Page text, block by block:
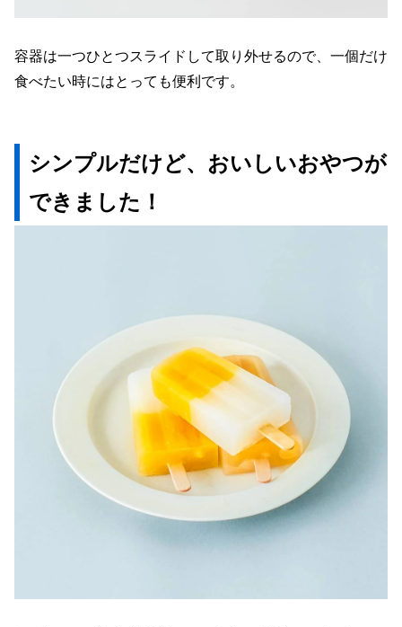
容器は一つひとつスライドして取り外せるので、一個だけ
食べたい時にはとっても便利です。
シンプルだけど、おいしいおやつが
できました！